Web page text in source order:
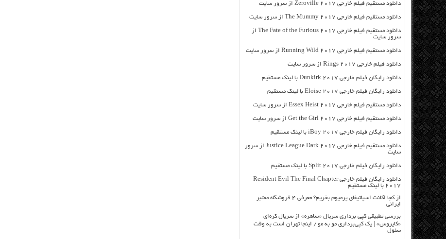
دانلود مستقیم فیلم خارجی Zeroville 2017 از سرور سایت
دانلود مستقیم فیلم خارجی The Mummy 2017 از سرور سایت
دانلود مستقیم فیلم خارجی The Fate of the Furious 2017 از
سرور سایت
دانلود مستقیم فیلم خارجی Running Wild 2017 از سرور سایت
دانلود فیلم خارجی Rings 2017 از سرور سایت
دانلود رایگان فیلم خارجی Dunkirk 2017 با لینک مستقیم
دانلود رایگان فیلم خارجی Eloise 2017 با لینک مستقیم
دانلود مستقیم فیلم خارجی Essex Heist 2017 از سرور سایت
دانلود مستقیم فیلم خارجی Get the Girl 2017 از سرور سایت
دانلود رایگان فیلم خارجی iBoy 2017 با لینک مستقیم
دانلود مستقیم فیلم خارجی Justice League Dark 2017 از سرور
سایت
دانلود رایگان فیلم خارجی Split 2017 با لینک مستقیم
دانلود رایگان فیلم خارجی Resident Evil The Final Chapter
2017 با لینک مستقیم
از کجا اکانت اسپاتیفای پرمیوم بخریم؟ معرفی ۴ فروشگاه معتبر
ایرانی
بررسی تطبیقی کپی برداری سریال «ساهره» از سریال کره‌ای
«کایروس» | یک کپی‌برداری مو به مو / اینجا تهران است به وقت
سئول